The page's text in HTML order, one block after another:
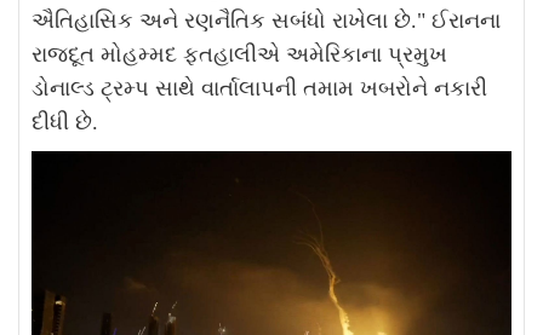
ઐતિહાસિક અને રણનૈતિક સબંધો રાખેલા છે." ઈરાનના
રાજદૂત મોહમ્મદ ફતહાલીએ અમેરિકાના પ્રમુખ
ડોનાલ્ડ ટ્રમ્પ સાથે વાર્તાલાપની તમામ ખબરોને નકારી
દીધી છે.